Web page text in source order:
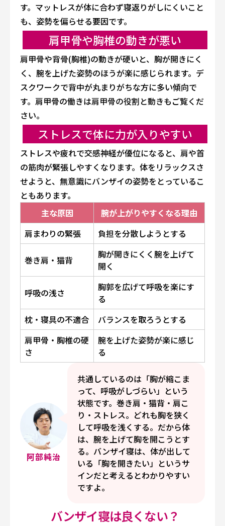
す。マットレスが体に合わず寝返りがしにくいこと
も、姿勢を偏らせる要因です。
肩甲骨や胸椎の動きが悪い
肩甲骨や背骨(胸椎)の動きが硬いと、胸が開きにく
く、腕を上げた姿勢のほうが楽に感じられます。デ
スクワークで背中が丸まりがちな方に多い傾向で
す。肩甲骨の働きは肩甲骨の役割と動きもご覧くだ
さい。
ストレスで体に力が入りやすい
ストレスや疲れで交感神経が優位になると、肩や首
の筋肉が緊張しやすくなります。体をリラックスさ
せようと、無意識にバンザイの姿勢をとっているこ
ともあります。
主な原因
腕が上がりやすくなる理由
肩まわりの緊張
負担を分散しようとする
巻き肩・猫背
胸が開きにくく腕を上げて
開く
呼吸の浅さ
胸郭を広げて呼吸を楽にす
る
枕・寝具の不適合
バランスを取ろうとする
肩甲骨・胸椎の硬
さ
腕を上げた姿勢が楽に感じ
る
阿部純治
共通しているのは「胸が縮こま
って、呼吸がしづらい」という
状態です。巻き肩・猫背・肩こ
り・ストレス。どれも胸を狭く
して呼吸を浅くする。だから体
は、腕を上げて胸を開こうとす
る。バンザイ寝は、体が出して
いる「胸を開きたい」というサ
インだと考えるとわかりやすい
ですよ。
バンザイ寝は良くない？